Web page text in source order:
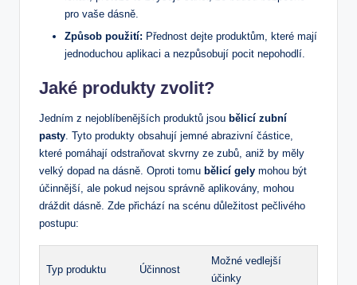
pro vaše dásně.
Způsob použití: Přednost dejte produktům, které mají
jednoduchou aplikaci a nezpůsobují pocit nepohodlí.
Jaké produkty zvolit?
Jedním z nejoblíbenějších produktů jsou bělicí zubní
pasty . Tyto produkty obsahují jemné abrazivní částice,
které pomáhají odstraňovat skvrny ze zubů, aniž by měly
velký dopad na dásně. Oproti tomu bělicí gely mohou být
účinnější, ale pokud nejsou správně aplikovány, mohou
dráždit dásně. Zde přichází na scénu důležitost pečlivého
postupu:
Typ produktu Účinnost
Možné vedlejší
účinky